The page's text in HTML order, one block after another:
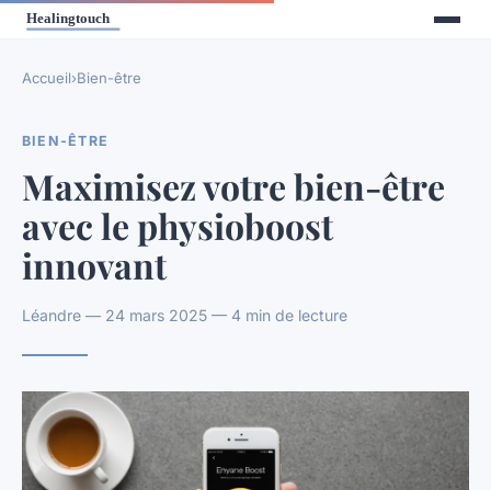
Accueil›Bien-être
BIEN-ÊTRE
Maximisez votre bien-être
avec le physioboost
innovant
Léandre — 24 mars 2025 — 4 min de lecture